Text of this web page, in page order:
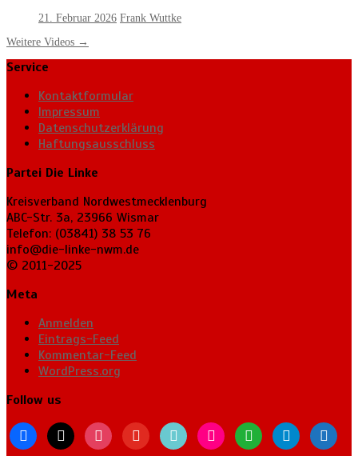
21. Februar 2026 Frank Wuttke
Weitere Videos →
Service
Kontaktformular
Impressum
Datenschutzerklärung
Haftungsausschluss
Partei Die Linke
Kreisverband Nordwestmecklenburg
ABC-Str. 3a, 23966 Wismar
Telefon: (03841) 38 53 76
info@die-linke-nwm.de
© 2011-2025
Meta
Anmelden
Eintrags-Feed
Kommentar-Feed
WordPress.org
Follow us
facebook
x instagramyoutubetiktok flickr whatsapptelegrambluesky